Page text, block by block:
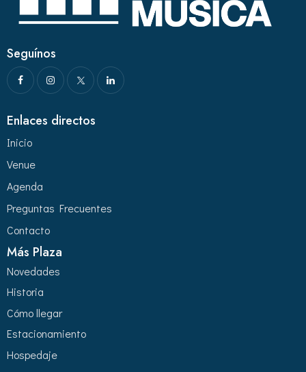
Seguínos
Enlaces directos
Inicio
Venue
Agenda
Preguntas Frecuentes
Contacto
Más Plaza
Novedades
Historia
Cómo llegar
Estacionamiento
Hospedaje